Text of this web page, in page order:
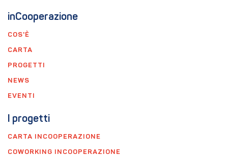
inCooperazione
COS'È
CARTA
PROGETTI
NEWS
EVENTI
I progetti
CARTA INCOOPERAZIONE
COWORKING INCOOPERAZIONE